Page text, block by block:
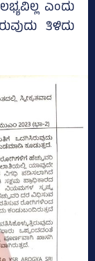
ಎಂದು
ತಿಳಿದು